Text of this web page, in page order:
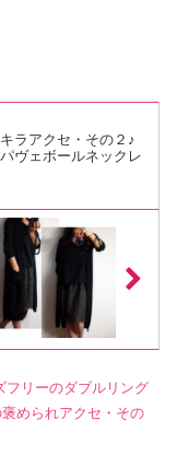
ラアクセ・その２♪
ヴェボールネックレ
フリーのダブルリング
められアクセ・その